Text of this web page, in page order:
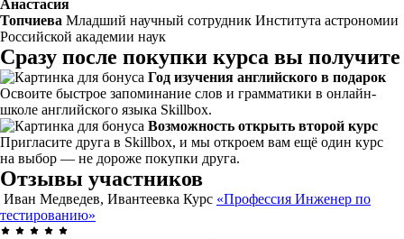
Анастасия
Топчиева Младший научный сотрудник Института астрономии
Российской академии наук
Сразу после покупки курса вы получите
Год изучения английского в подарок
Освоите быстрое запоминание слов и грамматики в онлайн-
школе английского языка Skillbox.
Возможность открыть второй курс
Пригласите друга в Skillbox, и мы откроем вам ещё один курс
на выбор — не дороже покупки друга.
Отзывы участников
Иван Медведев, Ивантеевка Курс «Профессия Инженер по
тестированию»